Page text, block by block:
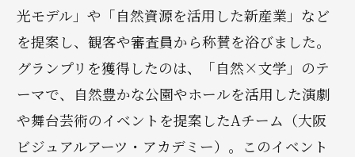
光モデル」や「自然資源を活用した新産業」など
を提案し、観客や審査員から称賛を浴びました。
グランプリを獲得したのは、「自然×文学」のテ
ーマで、自然豊かな公園やホールを活用した演劇
や舞台芸術のイベントを提案したAチーム（大阪
ビジュアルアーツ・アカデミー）。このイベント